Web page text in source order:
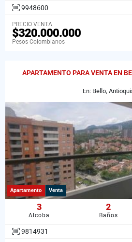
9948600
PRECIO VENTA
$320.000.000
Pesos Colombianos
APARTAMENTO PARA VENTA EN
En: Bello,
Apartamento Venta
3
Alcoba
2
Baños
9814931